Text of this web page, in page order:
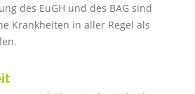
des EuGH und des BAG sind
Krankheiten in aller Regel als